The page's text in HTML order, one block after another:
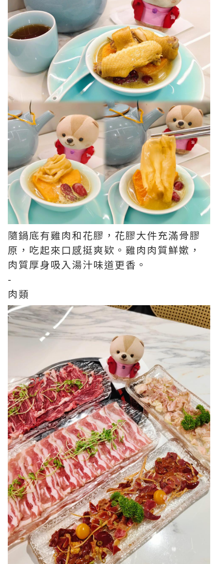
隨鍋底有雞肉和花膠，花膠大件充滿骨膠
原，吃起來口感挺爽欵。雞肉肉質鮮嫰，
肉質厚身吸入湯汁味道更香。
-
肉類